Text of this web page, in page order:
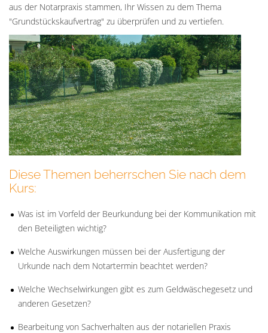
aus der Notarpraxis stammen, Ihr Wissen zu dem Thema
"Grundstückskaufvertrag" zu überprüfen und zu vertiefen.
Diese Themen beherrschen Sie nach dem
Kurs:
Was ist im Vorfeld der Beurkundung bei der Kommunikation mit
den Beteiligten wichtig?
Welche Auswirkungen müssen bei der Ausfertigung der
Urkunde nach dem Notartermin beachtet werden?
Welche Wechselwirkungen gibt es zum Geldwäschegesetz und
anderen Gesetzen?
Bearbeitung von Sachverhalten aus der notariellen Praxis